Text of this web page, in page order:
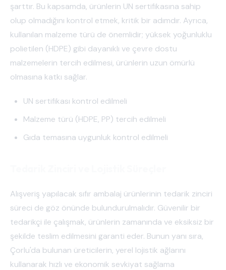
şarttır. Bu kapsamda, ürünlerin UN sertifikasına sahip
olup olmadığını kontrol etmek, kritik bir adımdır. Ayrıca,
kullanılan malzeme türü de önemlidir; yüksek yoğunluklu
polietilen (HDPE) gibi dayanıklı ve çevre dostu
malzemelerin tercih edilmesi, ürünlerin uzun ömürlü
olmasına katkı sağlar.
UN sertifikası kontrol edilmeli
Malzeme türü (HDPE, PP) tercih edilmeli
Gıda temasına uygunluk kontrol edilmeli
Alışveriş yapılacak sıfır ambalaj ürünlerinin tedarik zinciri
süreci de göz önünde bulundurulmalıdır. Güvenilir bir
tedarikçi ile çalışmak, ürünlerin zamanında ve eksiksiz bir
şekilde teslim edilmesini garanti eder. Bunun yanı sıra,
Çorlu'da bulunan üreticilerin, yerel lojistik ağlarını
kullanarak hızlı ve ekonomik sevkiyat sağlama